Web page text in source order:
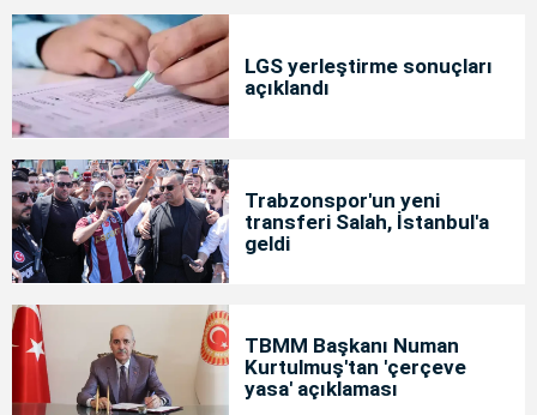
LGS yerleştirme sonuçları
açıklandı
Trabzonspor'un yeni
transferi Salah, İstanbul'a
geldi
TBMM Başkanı Numan
Kurtulmuş'tan 'çerçeve
yasa' açıklaması